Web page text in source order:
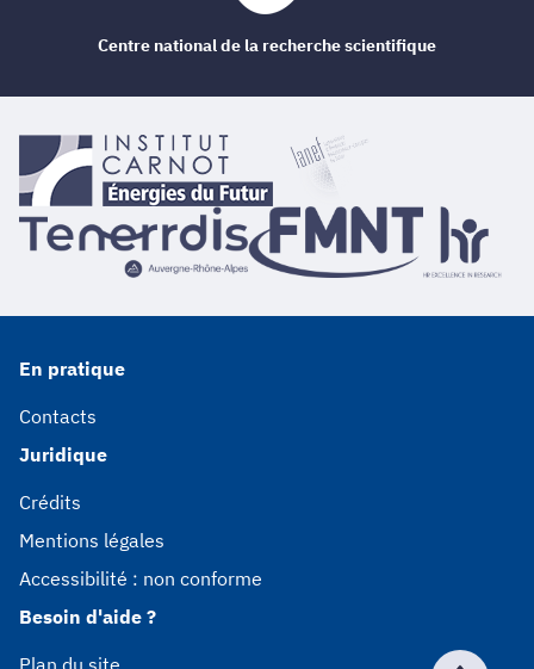
En pratique
Contacts
Juridique
Crédits
Mentions légales
Accessibilité : non conforme
Besoin d'aide ?
Centre national de la recherche scientifique